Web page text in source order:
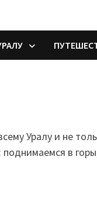
Уралу и не
в